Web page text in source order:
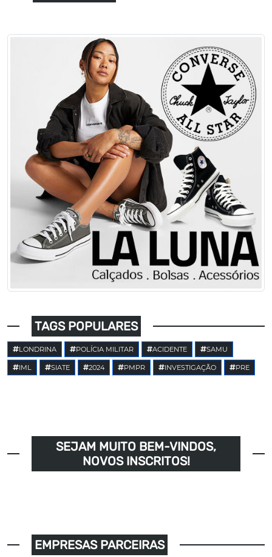
TAGS POPULARES
LONDRINA POLÍCIA MILITAR ACIDENTE SAMU
IML SIATE 2024 PMPR INVESTIGAÇÃO PRE
SEJAM MUITO BEM-VINDOS,
NOVOS INSCRITOS!
EMPRESAS PARCEIRAS